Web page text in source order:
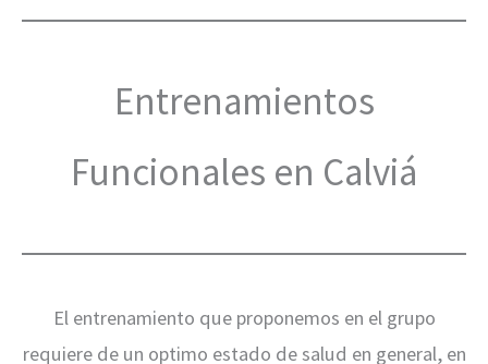
Entrenamientos
Funcionales en Calviá
El entrenamiento que proponemos en el grupo
requiere de un optimo estado de salud en general, en